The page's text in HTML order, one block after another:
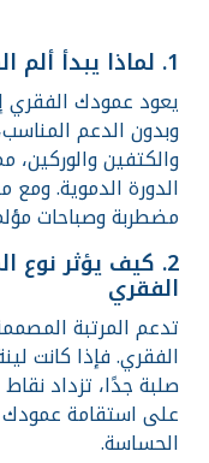
1. لماذا يبدأ ألم الظهر غالباً في الليل
يعود عمودك الفقري
وبدون الدعم
والكتفين
الدورة الدموية. ومع
مضطربة وصباحات
2. كيف يؤثر نوع
الفقري
تدعم المرتبة
الفقري. فإذا كانت
صلبة جدًا، تزداد
على استقامة عمودك
الحساسة.